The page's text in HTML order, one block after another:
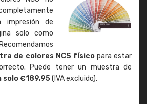
impresión de
solo como
de colores NCS físicopara estar
Puede tener un muestra de
solo €189,95(IVA excluido).